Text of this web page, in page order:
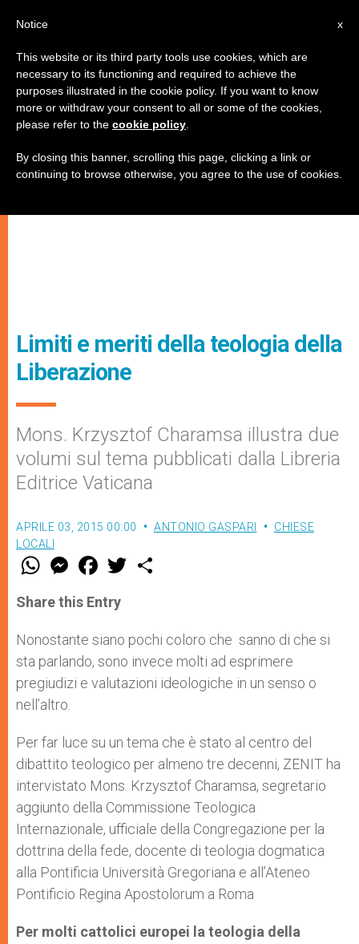
Limiti e meriti della teologia della
Liberazione
Mons. Krzysztof Charamsa illustra due
volumi sul tema pubblicati dalla Libreria
Editrice Vaticana
APRILE 03, 2015 00:00 ANTONIO GASPARI
CHIESE
LOCALI
W
t
s
p
p
M
e
s
e
g
e
r
F
a
e
b
o
k
w
r
Share this Entry
Nonostante siano pochi coloro che sanno di che si
sta parlando, sono invece molti ad esprimere
pregiudizi e valutazioni ideologiche in un senso o
nell’altro.
Per far luce su un tema che è stato al centro del
dibattito teologico per almeno tre decenni, ZENIT ha
intervistato Mons. Krzysztof Charamsa, segretario
aggiunto della Commissione Teologica
Internazionale, ufficiale della Congregazione per la
dottrina della fede, docente di teologia dogmatica
alla Pontificia Università Gregoriana e all’Ateneo
Pontificio Regina Apostolorum a Roma
Per molti cattolici europei la teologia della
x
Notice
This website or its third party tools use cookies, which are
necessary to its functioning and required to achieve the
purposes illustrated in the cookie policy. If you want to know
more or withdraw your consent to all or some of the cookies,
please refer to the cookie policy
By closing this banner, scrolling this page, clicking a link or
continuing to browse otherwise, you agree to the use of cookies.